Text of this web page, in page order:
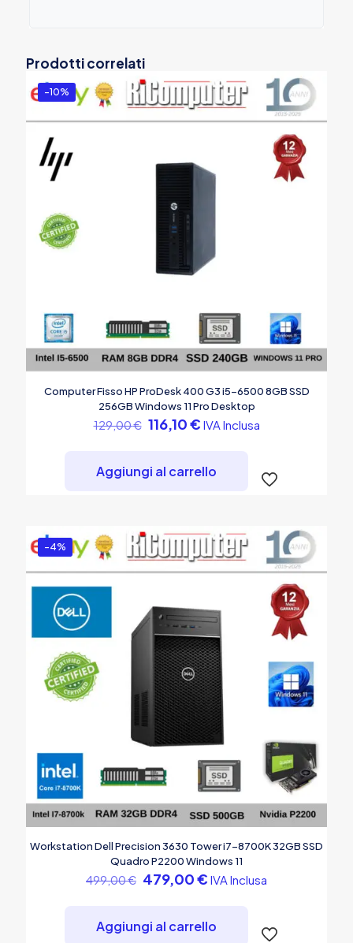
Prodotti correlati
-10%
Computer Fisso HP ProDesk 400 G3 i5-6500 8GB SSD
256GB Windows 11 Pro Desktop
129,00€ Il
prezzo
era:
129,00 €.
116,10€Il
è:
IVA Inclusa
Aggiungi al carrello
-4%
Workstation Dell Precision 3630 Tower i7-8700K 32GB SSD
Quadro P2200 Windows 11
499,00€ Il
prezzo
era:
499,00 €.
479,00€Il
è:
479,00 €.
IVA Inclusa
Aggiungi al carrello